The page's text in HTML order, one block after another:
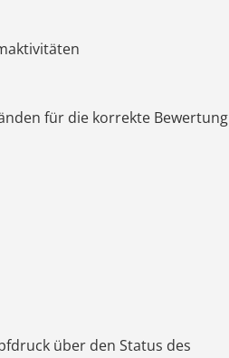
für die korrekte Bewertung
über den Status des